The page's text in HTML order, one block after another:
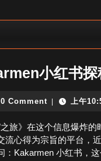
小红书探
0 Comment 上午
之旅》在这个信息爆炸
心得为宗旨的平台，
Kakarmen 小红书，